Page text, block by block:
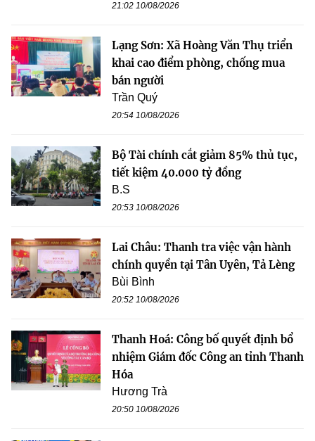
21:02 10/08/2026
Lạng Sơn: Xã Hoàng Văn Thụ triển
khai cao điểm phòng, chống mua
bán người
Trần Quý
20:54 10/08/2026
Bộ Tài chính cắt giảm 85% thủ tục,
tiết kiệm 40.000 tỷ đồng
B.S
20:53 10/08/2026
Lai Châu: Thanh tra việc vận hành
chính quyền tại Tân Uyên, Tả Lèng
Bùi Bình
20:52 10/08/2026
Thanh Hoá: Công bố quyết định bổ
nhiệm Giám đốc Công an tỉnh Thanh
Hóa
Hương Trà
20:50 10/08/2026